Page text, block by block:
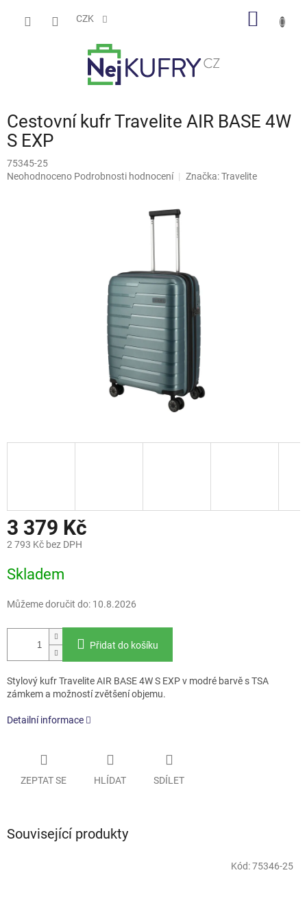
CZK
Cestovní kufr Travelite AIR BASE 4W
S EXP
75345-25
Průměrné
Neohodnoceno Podrobnosti hodnocení Značka:Travelite
3 379 Kč
2 793 Kč bez DPH
cena:
Skladem
Můžeme doručit do: 10.8.2026
Přidat do košíku
Stylový kufr Travelite AIR BASE 4W S EXP v modré barvě s TSA
zámkem a možností zvětšení objemu.
Detailní informace
ZEPTAT SE HLÍDAT SDÍLET
Související produkty
Kód:75346-25